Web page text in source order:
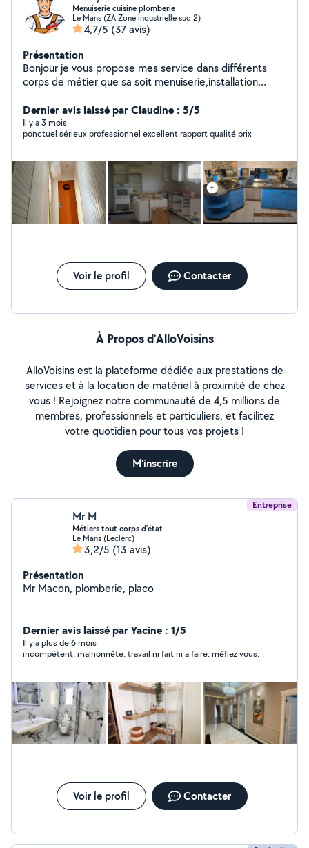
Menuiserie cuisine plomberie
Le Mans (ZA Zone industrielle sud 2)
4,7/5 (37 avis)
Présentation
Bonjour je vous propose mes service dans différents
corps de métier que sa soit menuiserie,installation
travail soigner avec expérience cdlt
Dernier avis laissé par Claudine : 5/5
Il y a 3 mois
ponctuel sérieux professionnel excellent rapport qualité prix
Voir le profil Contacter
À Propos d’AlloVoisins
AlloVoisins est la plateforme dédiée aux prestations de
services et à la location de matériel à proximité de chez
vous ! Rejoignez notre communauté de 4,5 millions de
membres, professionnels et particuliers, et facilitez
votre quotidien pour tous vos projets !
M'inscrire
Entreprise
Mr M
Métiers tout corps d'état
Le Mans (Leclerc)
3,2/5 (13 avis)
Présentation
Mr Macon, plomberie, placo
Dernier avis laissé par Yacine : 1/5
Il y a plus de 6 mois
incompétent, malhonnête. travail ni fait ni a faire. méfiez vous.
Voir le profil Contacter